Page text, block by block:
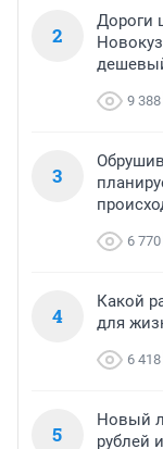
2
Дороги
9 388
3
6 770
4
Какой
для
6 418
5
Новый
рублей